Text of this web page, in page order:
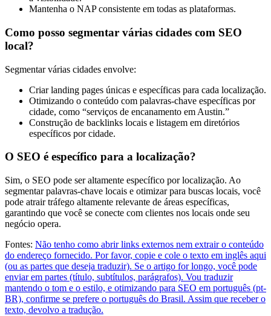
Mantenha o NAP consistente em todas as plataformas.
Como posso segmentar várias cidades com SEO
local?
Segmentar várias cidades envolve:
Criar landing pages únicas e específicas para cada localização.
Otimizando o conteúdo com palavras-chave específicas por
cidade, como “serviços de encanamento em Austin.”
Construção de backlinks locais e listagem em diretórios
específicos por cidade.
O SEO é específico para a localização?
Sim, o SEO pode ser altamente específico por localização. Ao
segmentar palavras-chave locais e otimizar para buscas locais, você
pode atrair tráfego altamente relevante de áreas específicas,
garantindo que você se conecte com clientes nos locais onde seu
negócio opera.
Fontes: Não tenho como abrir links externos nem extrair o conteúdo
do endereço fornecido. Por favor, copie e cole o texto em inglês aqui
(ou as partes que deseja traduzir). Se o artigo for longo, você pode
enviar em partes (título, subtítulos, parágrafos). Vou traduzir
mantendo o tom e o estilo, e otimizando para SEO em português (pt-
BR), confirme se prefere o português do Brasil. Assim que receber o
texto, devolvo a tradução.